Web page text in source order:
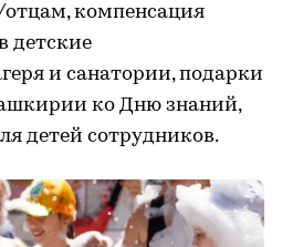
компенсация
детские
и санатории, подарки
ко Дню знаний,
детей сотрудников.